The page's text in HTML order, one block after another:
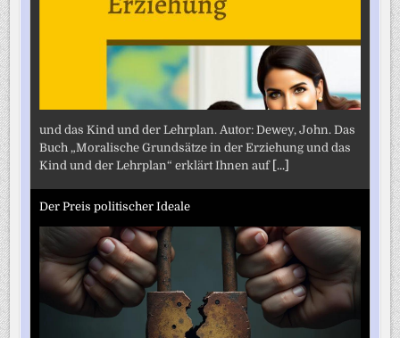
und das Kind und der Lehrplan. Autor: Dewey, John. Das
Buch „Moralische Grundsätze in der Erziehung und das
Kind und der Lehrplan“ erklärt Ihnen auf [...]
Der Preis politischer Ideale